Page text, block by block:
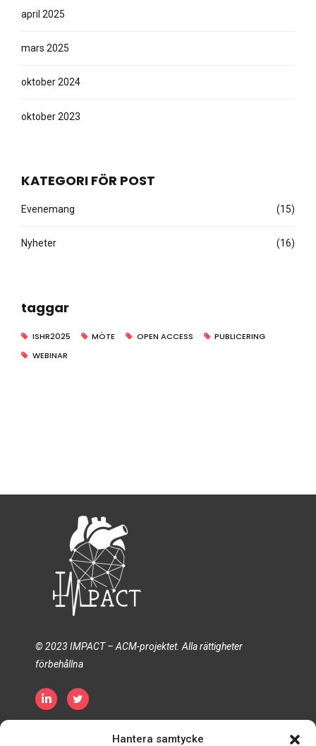
Hantera samtycke
april 2025
mars 2025
oktober 2024
oktober 2023
KATEGORI FÖR POST
Evenemang (15)
Nyheter (16)
taggar
ISHR2025 MÖTE OPEN ACCESS
PUBLICERING
WEBINAR
© 2023 IMPACT – ACM-projektet. Alla rättigheter
förbehållna